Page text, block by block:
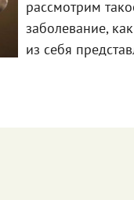
рассмотрим
заболевание, как
из себя